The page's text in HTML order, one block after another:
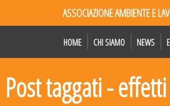
ASSOCIAZIONE AMBIENTE E
HOME CHI SIAMO NEWS
Post taggati -